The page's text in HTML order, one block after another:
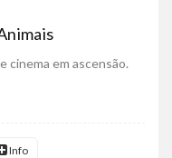
cinema em ascensão.
Info